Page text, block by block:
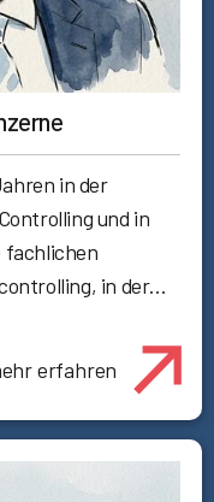
in der
und in
fachlichen
in der…
erfahren